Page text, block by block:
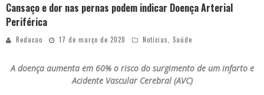
Cansaço e dor nas pernas podem indicar Doença Arterial
Periférica
Redacao 17 de março de 2020 Notícias, Saúde
A doença aumenta em 60% o risco do surgimento de um infarto e
Acidente Vascular Cerebral (AVC)